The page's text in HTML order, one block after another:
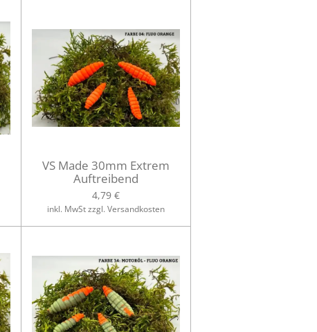
VS Made 30mm Extrem
Auftreibend
4,79 €
inkl. MwSt zzgl. Versandkosten